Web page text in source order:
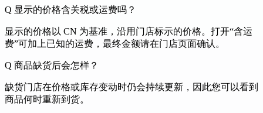
Q 显示的价格含关税或运费吗？
显示的价格以 CN 为基准，沿用门店标示的价格。打开“含运
费”可加上已知的运费，最终金额请在门店页面确认。
Q 商品缺货后会怎样？
缺货门店在价格或库存变动时仍会持续更新，因此您可以看到
商品何时重新到货。